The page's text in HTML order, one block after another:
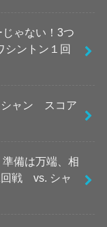
じゃない！3つ
シントン１回
シャン スコア
準備は万端、相
回戦 vs. シャ